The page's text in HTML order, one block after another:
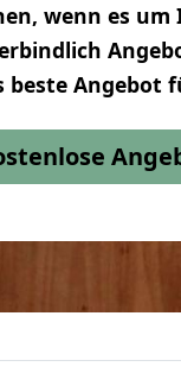
wenn es um
beste Angebot